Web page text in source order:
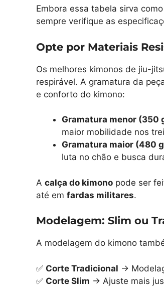
Embora essa tabela sirva
sempre verifique as
Opte por Materiais
Os melhores kimonos de jiu-
respirável. A gramatura da
e conforto do kimono:
Gramatura menor (350
maior mobilidade nos
Gramatura maior (480
luta no chão e busca
A calça do kimono pode ser
até em fardas militares.
Modelagem: Slim ou
A modelagem do kimono
✅ Corte Tradicional →
✅ Corte Slim → Ajuste mais